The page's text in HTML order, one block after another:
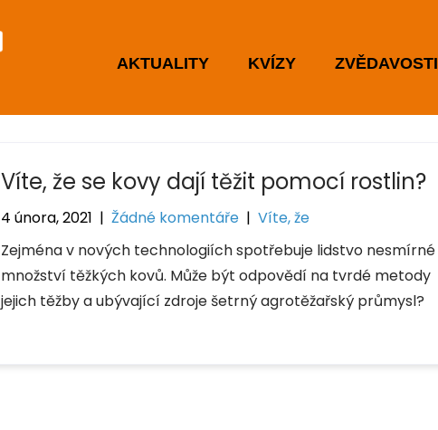
AKTUALITY KVÍZY ZVĚDAVOSTI
Víte, že se kovy dají těžit pomocí rostlin?
4 února, 2021 |Žádné komentáře |Víte, že
Zejména v nových technologiích spotřebuje lidstvo nesmírné
množství těžkých kovů. Může být odpovědí na tvrdé metody
jejich těžby a ubývající zdroje šetrný agrotěžařský průmysl?